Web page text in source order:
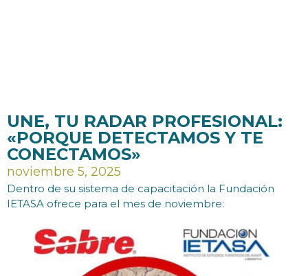
UNE, TU RADAR PROFESIONAL:
«PORQUE DETECTAMOS Y TE
CONECTAMOS»
noviembre 5, 2025
Dentro de su sistema de capacitación la Fundación
IETASA ofrece para el mes de noviembre: